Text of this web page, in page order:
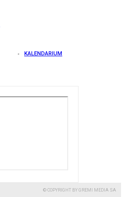
KALENDARIUM
© COPYRIGHT BY GREMI MEDIA SA